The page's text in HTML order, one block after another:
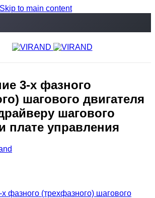
Skip to main content
3-х фазного
шагового двигателя
шагового
плате управления